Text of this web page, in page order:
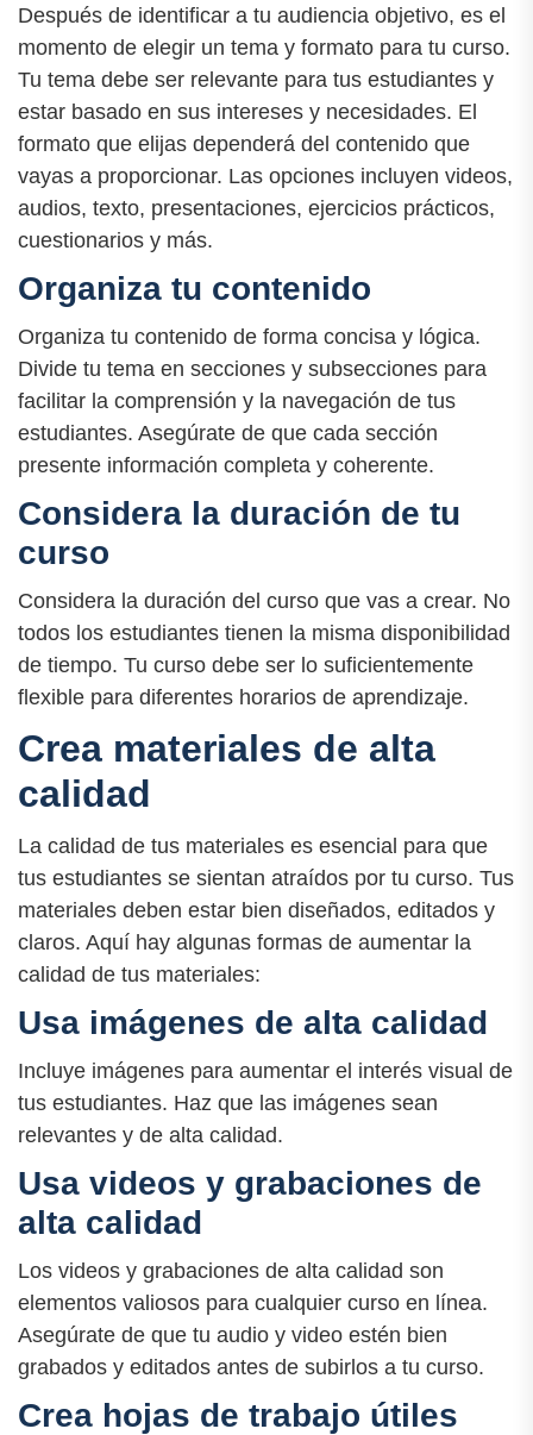
Después de identificar a tu audiencia objetivo, es el
momento de elegir un tema y formato para tu curso.
Tu tema debe ser relevante para tus estudiantes y
estar basado en sus intereses y necesidades. El
formato que elijas dependerá del contenido que
vayas a proporcionar. Las opciones incluyen videos,
audios, texto, presentaciones, ejercicios prácticos,
cuestionarios y más.
Organiza tu contenido
Organiza tu contenido de forma concisa y lógica.
Divide tu tema en secciones y subsecciones para
facilitar la comprensión y la navegación de tus
estudiantes. Asegúrate de que cada sección
presente información completa y coherente.
Considera la duración de tu
curso
Considera la duración del curso que vas a crear. No
todos los estudiantes tienen la misma disponibilidad
de tiempo. Tu curso debe ser lo suficientemente
flexible para diferentes horarios de aprendizaje.
Crea materiales de alta
calidad
La calidad de tus materiales es esencial para que
tus estudiantes se sientan atraídos por tu curso. Tus
materiales deben estar bien diseñados, editados y
claros. Aquí hay algunas formas de aumentar la
calidad de tus materiales:
Usa imágenes de alta calidad
Incluye imágenes para aumentar el interés visual de
tus estudiantes. Haz que las imágenes sean
relevantes y de alta calidad.
Usa videos y grabaciones de
alta calidad
Los videos y grabaciones de alta calidad son
elementos valiosos para cualquier curso en línea.
Asegúrate de que tu audio y video estén bien
grabados y editados antes de subirlos a tu curso.
Crea hojas de trabajo útiles